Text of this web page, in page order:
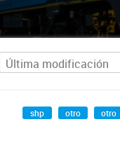
shp otro otro